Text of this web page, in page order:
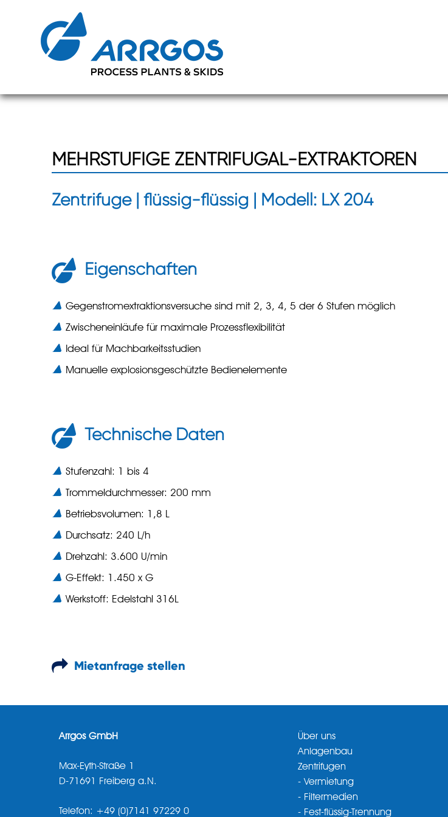
Inhalt
Inhalt
MEHRSTUFIGE ZENTRIFUGAL-EXTRAKTOREN
Zentrifuge | flüssig-flüssig | Modell: LX 204
Eigenschaften
Gegenstromextraktionsversuche sind mit 2, 3, 4, 5 der 6 Stufen möglich
Zwischeneinläufe für maximale Prozessflexibilität
Ideal für Machbarkeitsstudien
Manuelle explosionsgeschützte Bedienelemente
Technische Daten
Stufenzahl: 1 bis 4
Trommeldurchmesser: 200 mm
Betriebsvolumen: 1,8 L
Durchsatz: 240 L/h
Drehzahl: 3.600 U/min
G-Effekt: 1.450 x G
Werkstoff: Edelstahl 316L
Mietanfrage stellen
Arrgos GmbH
Max-Eyth-Straße 1
D-71691 Freiberg a.N.
Telefon: +49 (0)7141 97229 0
Über uns
Anlagenbau
Zentrifugen
- Vermietung
- Filtermedien
- Fest-flüssig-Trennung